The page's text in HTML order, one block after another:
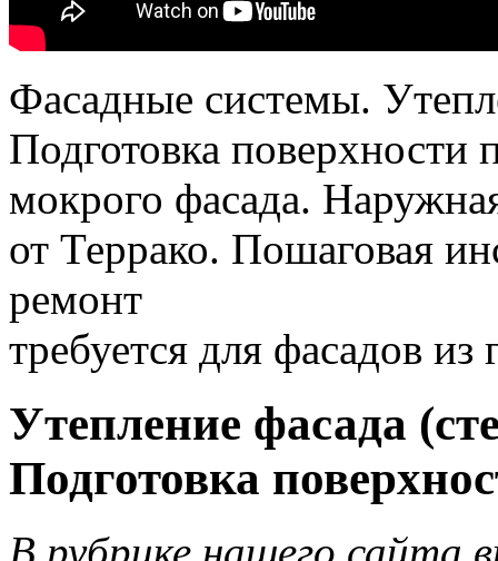
Фасадные системы.
Подготовка поверхности
мокрого фасада.
от Террако. Пошаговая
ремонт
требуется для фасадов из
Утепление фасада
Подготовка